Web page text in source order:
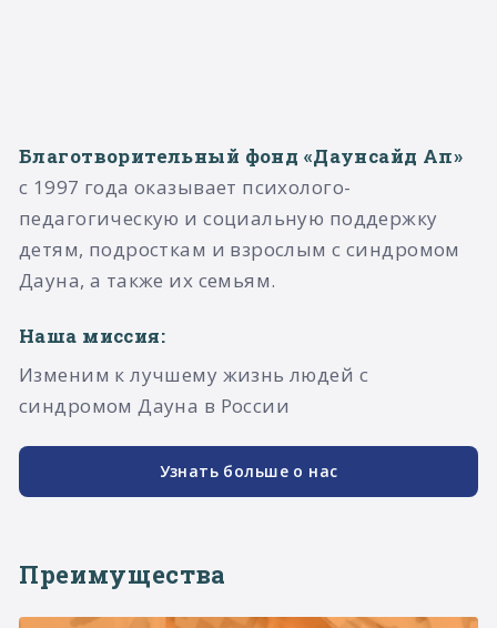
Благотворительный фонд «Даунсайд Ап»
с 1997 года оказывает психолого-
педагогическую и социальную поддержку
детям, подросткам и взрослым с синдромом
Дауна, а также их семьям.​
Наша миссия:
Изменим к лучшему жизнь людей с
синдромом Дауна в России
Узнать больше о нас
Преимущества